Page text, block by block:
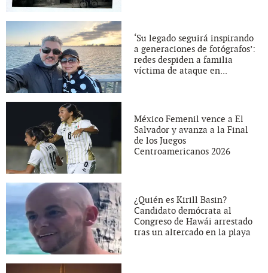
‘Su legado seguirá inspirando
a generaciones de fotógrafos’:
redes despiden a familia
víctima de ataque en...
México Femenil vence a El
Salvador y avanza a la Final
de los Juegos
Centroamericanos 2026
¿Quién es Kirill Basin?
Candidato demócrata al
Congreso de Hawái arrestado
tras un altercado en la playa